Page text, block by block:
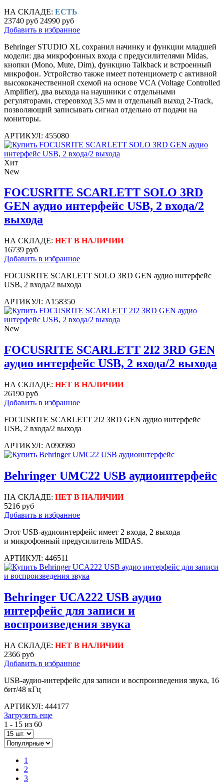
НА СКЛАДЕ: ЕСТЬ
23740 руб 24990 руб
Добавить в избранное
Behringer STUDIO XL сохранил начинку и функции младшей
модели: два микрофонных входа с предусилителями Midas,
кнопки (Mono, Mute, Dim), функцию Talkback и встроенный
микрофон. Устройство также имеет потенциометр с активной
высококачественной схемой на основе VCA (Voltage Controlled
Amplifier), два выхода на наушники с отдельными
регуляторами, стереовход 3,5 мм и отдельный выход 2-Track,
позволяющий записывать сигнал отдельно от подачи на
мониторы.
АРТИКУЛ: 455080
Хит
New
FOCUSRITE SCARLETT SOLO 3RD
GEN аудио интерфейс USB, 2 входа/2
выхода
НА СКЛАДЕ: НЕТ В НАЛИЧИИ
16739 руб
Добавить в избранное
FOCUSRITE SCARLETT SOLO 3RD GEN аудио интерфейс
USB, 2 входа/2 выхода
АРТИКУЛ: A158350
New
FOCUSRITE SCARLETT 2I2 3RD GEN
аудио интерфейс USB, 2 входа/2 выхода
НА СКЛАДЕ: НЕТ В НАЛИЧИИ
26190 руб
Добавить в избранное
FOCUSRITE SCARLETT 2I2 3RD GEN аудио интерфейс
USB, 2 входа/2 выхода
АРТИКУЛ: A090980
Behringer UMC22 USB аудиоинтерфейс
НА СКЛАДЕ: НЕТ В НАЛИЧИИ
5216 руб
Добавить в избранное
Этот USB-аудиоинтерфейс имеет 2 входа, 2 выхода
и микрофонный предусилитель MIDAS.
АРТИКУЛ: 446511
Behringer UCA222 USB аудио
интерфейс для записи и
воспроизведения звука
НА СКЛАДЕ: НЕТ В НАЛИЧИИ
2366 руб
Добавить в избранное
USB-аудио-интерфейс для записи и воспроизведения звука, 16
бит/48 кГц
АРТИКУЛ: 444177
Загрузить еще
1 - 15 из 60
1
2
3